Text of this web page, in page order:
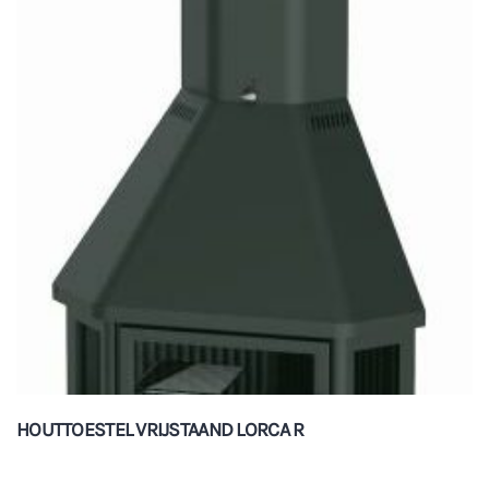
HOUTTOESTEL VRIJSTAAND LORCA R